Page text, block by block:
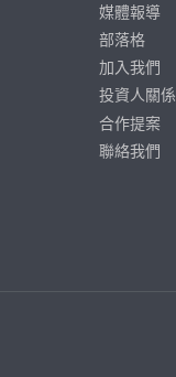
媒體報導
部落格
加入我們
投資人關係
合作提案
聯絡我們